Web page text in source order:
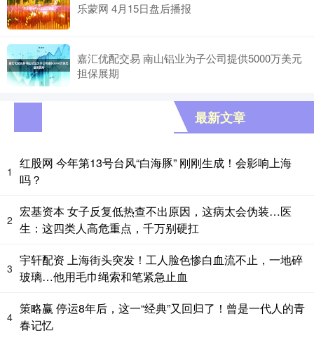
乐蒙网 4月15日盘后播报
嘉汇优配交易 南山铝业为子公司提供5000万美元
担保展期
最新文章
1
红股网 今年第13号台风“白海豚” 刚刚生成！会影响上海
吗？
2
宏基资本 女子反复低热查不出原因，这病太会伪装…医
生：这四类人高危重点，千万别硬扛
3
宇轩配资 上海街头突发！工人脸色惨白血流不止，一地碎
玻璃…他用毛巾绳索和笔紧急止血
4
策略赢 停运8年后，这一“经典”又回归了！曾是一代人的青
春记忆